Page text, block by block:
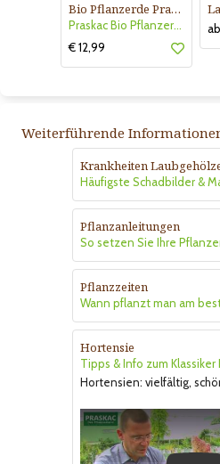
Bio Pflanzerde Praskac
Praskac Bio Pflanzerde
€ 12,99
Weiterführende
Krankheiten
Häufigste Schadbilder &
Pflanzanleitungen
So setzen Sie Ihre
Pflanzzeiten
Wann pflanzt man am
Hortensie
Tipps & Info zum
Hortensien: vielfältig,